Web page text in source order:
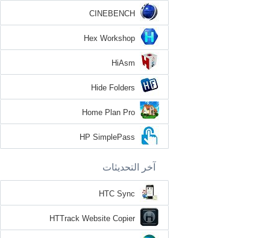
CINEBENCH
Hex Workshop
HiAsm
Hide Folders
Home Plan Pro
HP SimplePass
آخر التحديثات
HTC Sync
HTTrack Website Copier